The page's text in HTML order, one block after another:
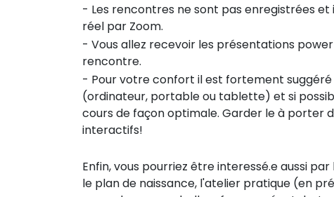
- Les rencontres ne sont pas enregistrées
réel par Zoom.
- Vous allez recevoir les présentations
rencontre.
- Pour votre confort il est fortement
(ordinateur, portable ou tablette) et si
cours de façon optimale. Garder le à porter
interactifs!
Enfin, vous pourriez être interessé.e aussi par
le plan de naissance, l'atelier pratique (en